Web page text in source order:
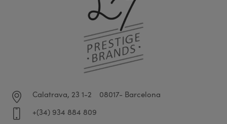
Calatrava, 23 1-2
08017- Barcelona
+(34) 934 884 809